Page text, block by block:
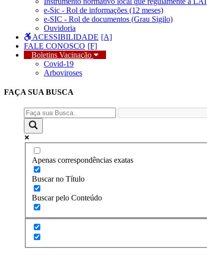
e-Sic - Rol de informações (12 meses)
e-SIC - Rol de documentos (Grau Sigilo)
Ouvidoria
ACESSIBILIDADE
FALE CONOSCO
Boletins Vacinação
Covid-19
Arboviroses
FAÇA SUA BUSCA
Apenas correspondências exatas
Buscar no Título
Buscar pelo Conteúdo